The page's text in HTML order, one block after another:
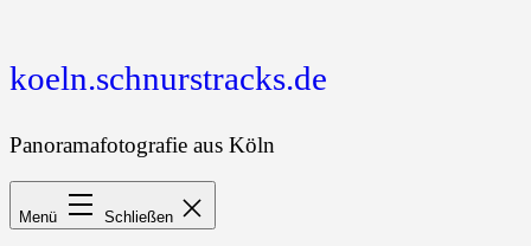
koeln.schnurstracks.de
Panoramafotografie aus Köln
Menü Schließen